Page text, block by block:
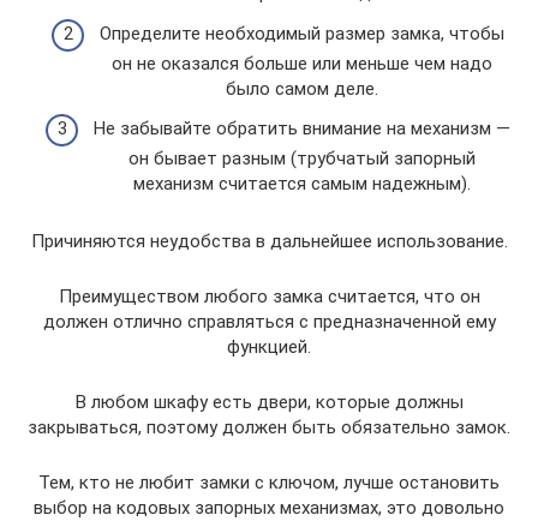
Определите необходимый размер замка, чтобы
он не оказался больше или меньше чем надо
было самом деле.
Не забывайте обратить внимание на механизм —
он бывает разным (трубчатый запорный
механизм считается самым надежным).
Причиняются неудобства в дальнейшее использование.
Преимуществом любого замка считается, что он
должен отлично справляться с предназначенной ему
функцией.
В любом шкафу есть двери, которые должны
закрываться, поэтому должен быть обязательно замок.
Тем, кто не любит замки с ключом, лучше остановить
выбор на кодовых запорных механизмах, это довольно